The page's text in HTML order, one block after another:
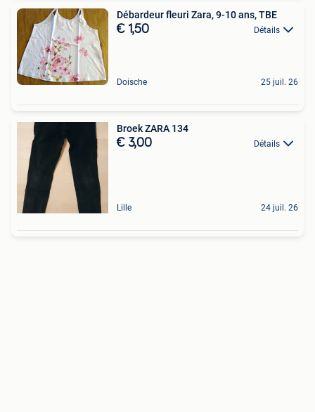
Débardeur fleuri Zara, 9-10 ans, TBE
€ 1,50 Détails
Doische 25 juil. 26
Broek ZARA 134
€ 3,00 Détails
Lille 24 juil. 26